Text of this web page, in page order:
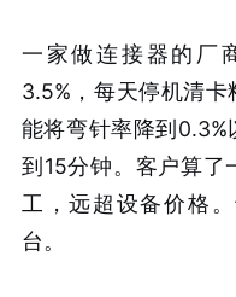
一家做连接器的厂
3.5%，每天停机清
能将弯针率降到
到15分钟。客户算了
工，远超设备价格
台。